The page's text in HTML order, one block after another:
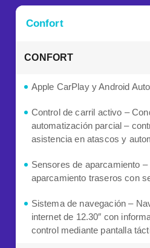
Confort
CONFORT
Apple CarPlay y Android Auto
Control de carril activo –
automatización parcial –
asistencia en atascos y
Sensores de aparcamiento
aparcamiento traseros con
Sistema de navegación –
internet de 12.30″ con
control mediante pantalla